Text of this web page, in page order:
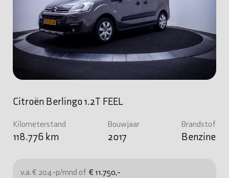
Citroën Berlingo 1.2T FEEL
Kilometerstand
118.776 km
Bouwjaar
2017
Brandstof
Benzine
v.a. € 204-p/mnd of € 11.750,-